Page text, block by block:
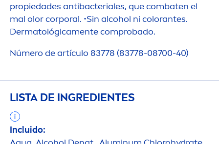
propiedades antibacteriales, que combaten el
mal olor corporal. •Sin alcohol ni colorantes.
Dermatológicamente comprobado.
Número de artículo 83778 (83778-08700-40)
LISTA DE INGREDIENTES
Incluido: